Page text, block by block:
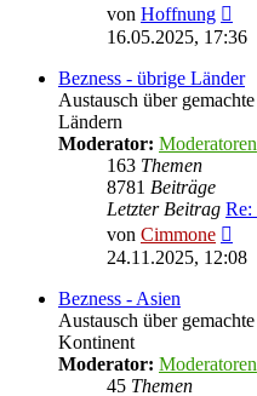
von Hoffnung
16.05.2025, 17:36
Bezness - übrige Länder
Austausch über
Ländern
Moderator: Moderatoren
163 Themen
8781 Beiträge
Letzter Beitrag Re:
von Cimmone
24.11.2025, 12:08
Bezness - Asien
Austausch über
Kontinent
Moderator: Moderatoren
45 Themen